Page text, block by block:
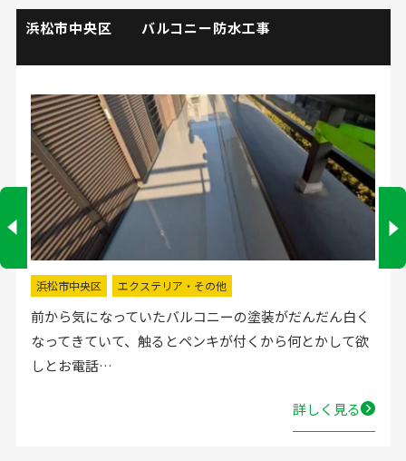
掛川市 流し台水栓取替工事
掛川市 水回りリフォーム
流し台の水栓が壊れたので直してほしいと弊社にお電話
いただきました。確認した所、水栓の吐水が落ちたよう
で取替する…
詳しく見る